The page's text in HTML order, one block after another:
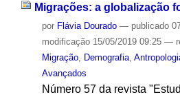
Migrações: a globalização
por Flávia Dourado — publicado
modificação15/05/2019 09:25 —
Migração, Demografia,
Avançados
Número 57 da revista